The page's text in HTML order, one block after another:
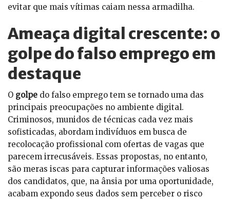
evitar que mais vítimas caiam nessa armadilha.
Ameaça digital crescente: o
golpe do falso emprego em
destaque
O golpe do falso emprego tem se tornado uma das
principais preocupações no ambiente digital.
Criminosos, munidos de técnicas cada vez mais
sofisticadas, abordam indivíduos em busca de
recolocação profissional com ofertas de vagas que
parecem irrecusáveis. Essas propostas, no entanto,
são meras iscas para capturar informações valiosas
dos candidatos, que, na ânsia por uma oportunidade,
acabam expondo seus dados sem perceber o risco